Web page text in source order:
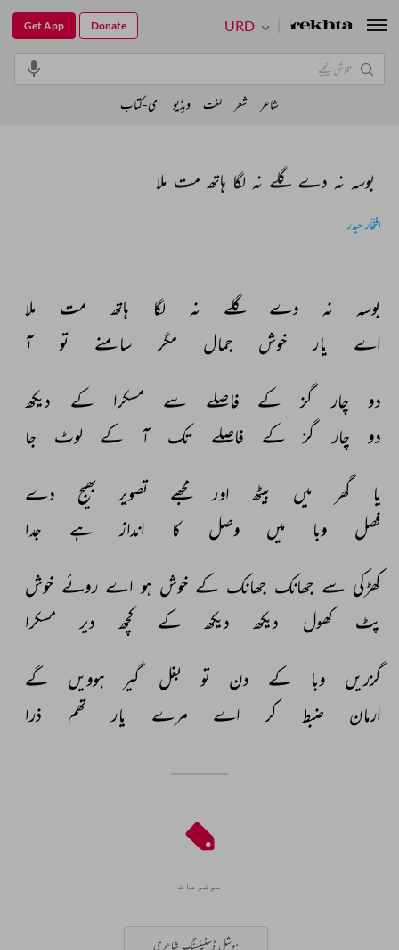
بوسہ نہ دے گلے نہ لگا ہاتھ مت ملا
افتخار حیدر
بوسہ نہ دے گلے نہ لگا ہاتھ مت
ملا
اے
یار خوش جمال مگر سامنے تو آ
دو چار گز کے فاصلے سے مسکرا کے
دیکھ
دو
چار گز کے فاصلے تک آ کے لوٹ جا
یا گھر میں بیٹھ اور مجھے تصویر بھیج
دے
فصل
وبا میں وصل کا انداز ہے جدا
کھڑکی سے جھانک جھانک کے خوش ہو اے روئے خوش
پٹ
کھول دیکھ دیکھ کے کچھ دیر مسکرا
گزریں وبا کے دن تو بغل گیر ہوویں
گے
ارمان
ضبط کر اے مرے یار تھم ذرا
موضوعات
سوشل ڈسٹینسنگ شاعری
URD
Get App Donate
شاعر شعر لغت ویڈیو ای-کتاب